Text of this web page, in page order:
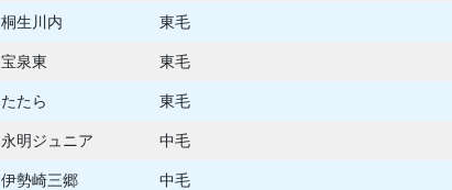
桐生川内 東毛
宝泉東 東毛
たたら 東毛
永明ジュニア 中毛
伊勢崎三郷 中毛